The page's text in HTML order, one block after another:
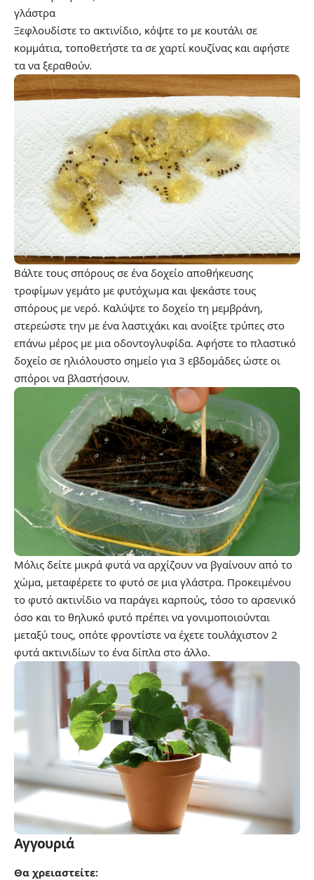
γλάστρα
Ξεφλουδίστε το ακτινίδιο, κόψτε το με κουτάλι σε
κομμάτια, τοποθετήστε τα σε χαρτί κουζίνας και αφήστε
τα να ξεραθούν.
Βάλτε τους σπόρους σε ένα δοχείο αποθήκευσης
τροφίμων γεμάτο με φυτόχωμα και ψεκάστε τους
σπόρους με νερό. Καλύψτε το δοχείο τη μεμβράνη,
στερεώστε την με ένα λαστιχάκι και ανοίξτε τρύπες στο
επάνω μέρος με μια οδοντογλυφίδα. Αφήστε το πλαστικό
δοχείο σε ηλιόλουστο σημείο για 3 εβδομάδες ώστε οι
σπόροι να βλαστήσουν.
Μόλις δείτε μικρά φυτά να αρχίζουν να βγαίνουν από το
χώμα, μεταφέρετε το φυτό σε μια γλάστρα. Προκειμένου
το φυτό ακτινίδιο να παράγει καρπούς, τόσο το αρσενικό
όσο και το θηλυκό φυτό πρέπει να γονιμοποιούνται
μεταξύ τους, οπότε φροντίστε να έχετε τουλάχιστον 2
φυτά ακτινιδίων το ένα δίπλα στο άλλο.
Αγγουριά
Θα χρειαστείτε: